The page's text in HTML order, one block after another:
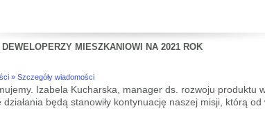
MIESZKANIOWI NA 2021 ROK
» Szczegóły wiadomości
Izabela Kucharska, manager ds. rozwoju produktu
działania będą stanowiły kontynuację naszej misji, którą od